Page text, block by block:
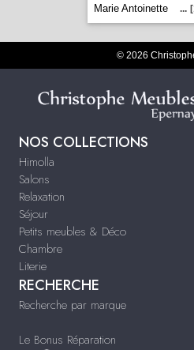
Marie Antoinette
...
© 2026
NOS COLLECTIONS
Himolla
Salons
Relaxation
Séjour
Petits meubles & Déco
Chambre
Literie
RECHERCHE
Recherche par marque
Le Bonus Réparation